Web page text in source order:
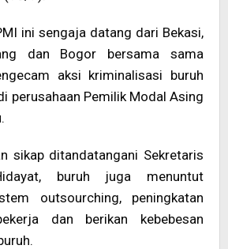
ini sengaja datang dari Bekasi,
dan Bogor bersama sama
aksi kriminalisasi buruh
perusahaan Pemilik Modal Asing
sikap ditandatangani Sekretaris
buruh juga menuntut
outsourching, peningkatan
dan berikan kebebesan